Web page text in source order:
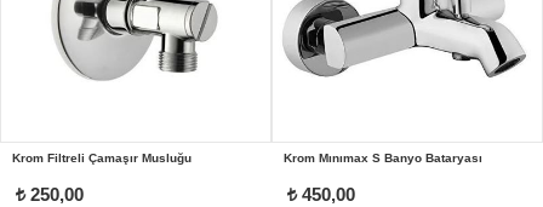
Krom Filtreli Çamaşır Musluğu
t250,00
Krom Mınımax S Banyo Bataryası
t450,00